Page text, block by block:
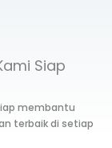
Siap
membantu
terbaik di setiap